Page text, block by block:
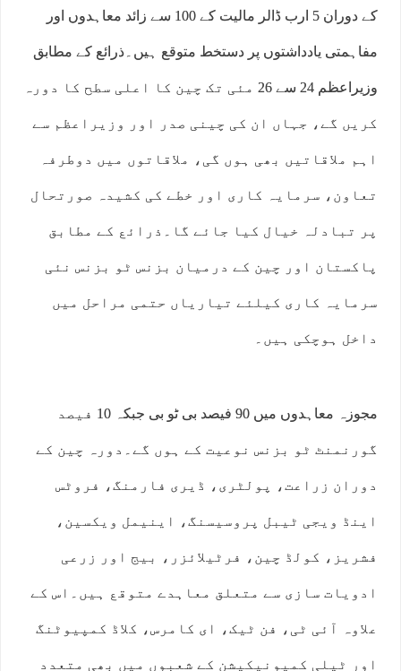
کے دوران 5 ارب ڈالر مالیت کے 100 سے زائد معاہدوں اور
مفاہمتی یادداشتوں پر دستخط متوقع ہیں۔ذرائع کے مطابق
وزیراعظم 24 سے 26 مئی تک چین کا اعلی سطح کا دورہ
کریں گے، جہاں ان کی چینی صدر اور وزیراعظم سے
اہم ملاقاتیں بھی ہوں گی، ملاقاتوں میں دوطرفہ
تعاون، سرمایہ کاری اور خطے کی کشیدہ صورتحال
پر تبادلہ خیال کیا جائے گا۔ذرائع کے مطابق
پاکستان اور چین کے درمیان بزنس ٹو بزنس نئی
سرمایہ کاری کیلئے تیاریاں حتمی مراحل میں
داخل ہوچکی ہیں۔
مجوزہ معاہدوں میں 90 فیصد بی ٹو بی جبکہ 10 فیصد
گورنمنٹ ٹو بزنس نوعیت کے ہوں گے۔دورہ چین کے
دوران زراعت، پولٹری، ڈیری فارمنگ، فروٹس
اینڈ ویجی ٹیبل پروسیسنگ، اینیمل ویکسین،
فشریز، کولڈ چین، فرٹیلائزر، بیج اور زرعی
ادویات سازی سے متعلق معاہدے متوقع ہیں۔اس کے
علاوہ آئی ٹی، فن ٹیک، ای کامرس، کلاڈ کمپیوٹنگ
اور ٹیلی کمیونیکیشن کے شعبوں میں بھی متعدد